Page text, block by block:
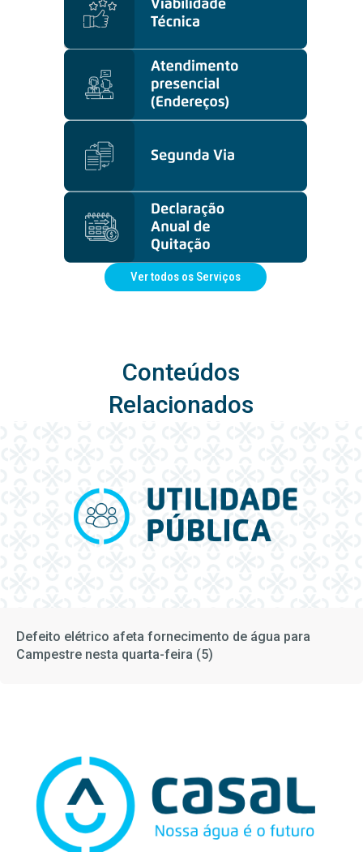
Ver todos os Serviços
Conteúdos
Relacionados
Defeito elétrico afeta fornecimento de água para
Campestre nesta quarta-feira (5)